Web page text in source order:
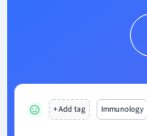
+ Add tag Immunology